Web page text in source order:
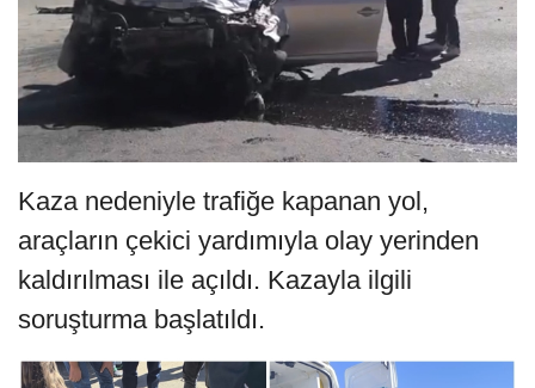
Kaza nedeniyle trafiğe kapanan yol,
araçların çekici yardımıyla olay yerinden
kaldırılması ile açıldı. Kazayla ilgili
soruşturma başlatıldı.